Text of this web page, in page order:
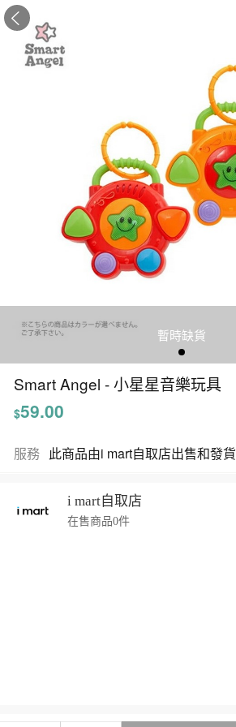

暫時缺貨
Smart Angel - 小星星音樂玩具
$59.00
服務 此商品由i mart自取店出售和發貨
i mart自取店
在售商品0件